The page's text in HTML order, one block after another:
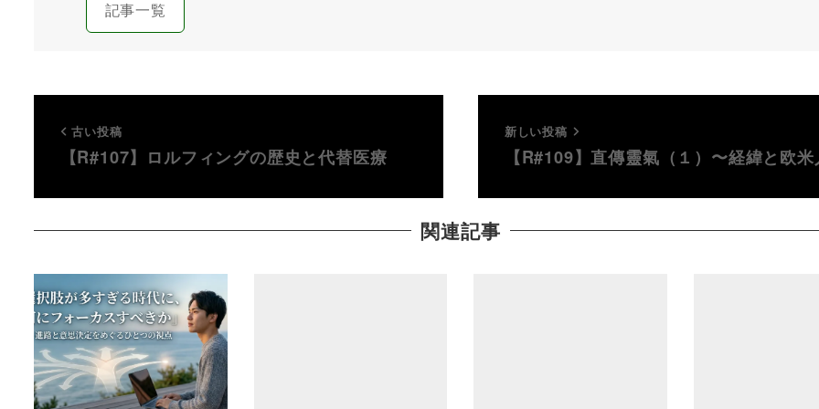
記事一覧
古い投稿
【R#107】ロルフィングの歴史と代替医療
新しい投稿
【R#109】直傳靈氣（１）〜経緯と欧
関連記事